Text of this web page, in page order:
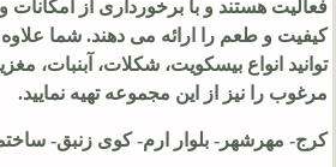
فعالیت هستند و با برخورداری از امکانات
کیفیت و طعم را ارائه می دهند. شما
توانید انواع بیسکویت، شکلات، آبنبات،
مرغوب را نیز از این مجموعه تهیه نمایید.
کرج- مهرشهر- بلوار ارم- کوی زنبق-